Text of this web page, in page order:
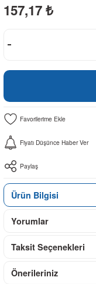
157,17 ₺
Fiyatı Düşünce Haber Ver
Paylaş
Ürün Bilgisi
Yorumlar
Taksit Seçenekleri
Önerileriniz